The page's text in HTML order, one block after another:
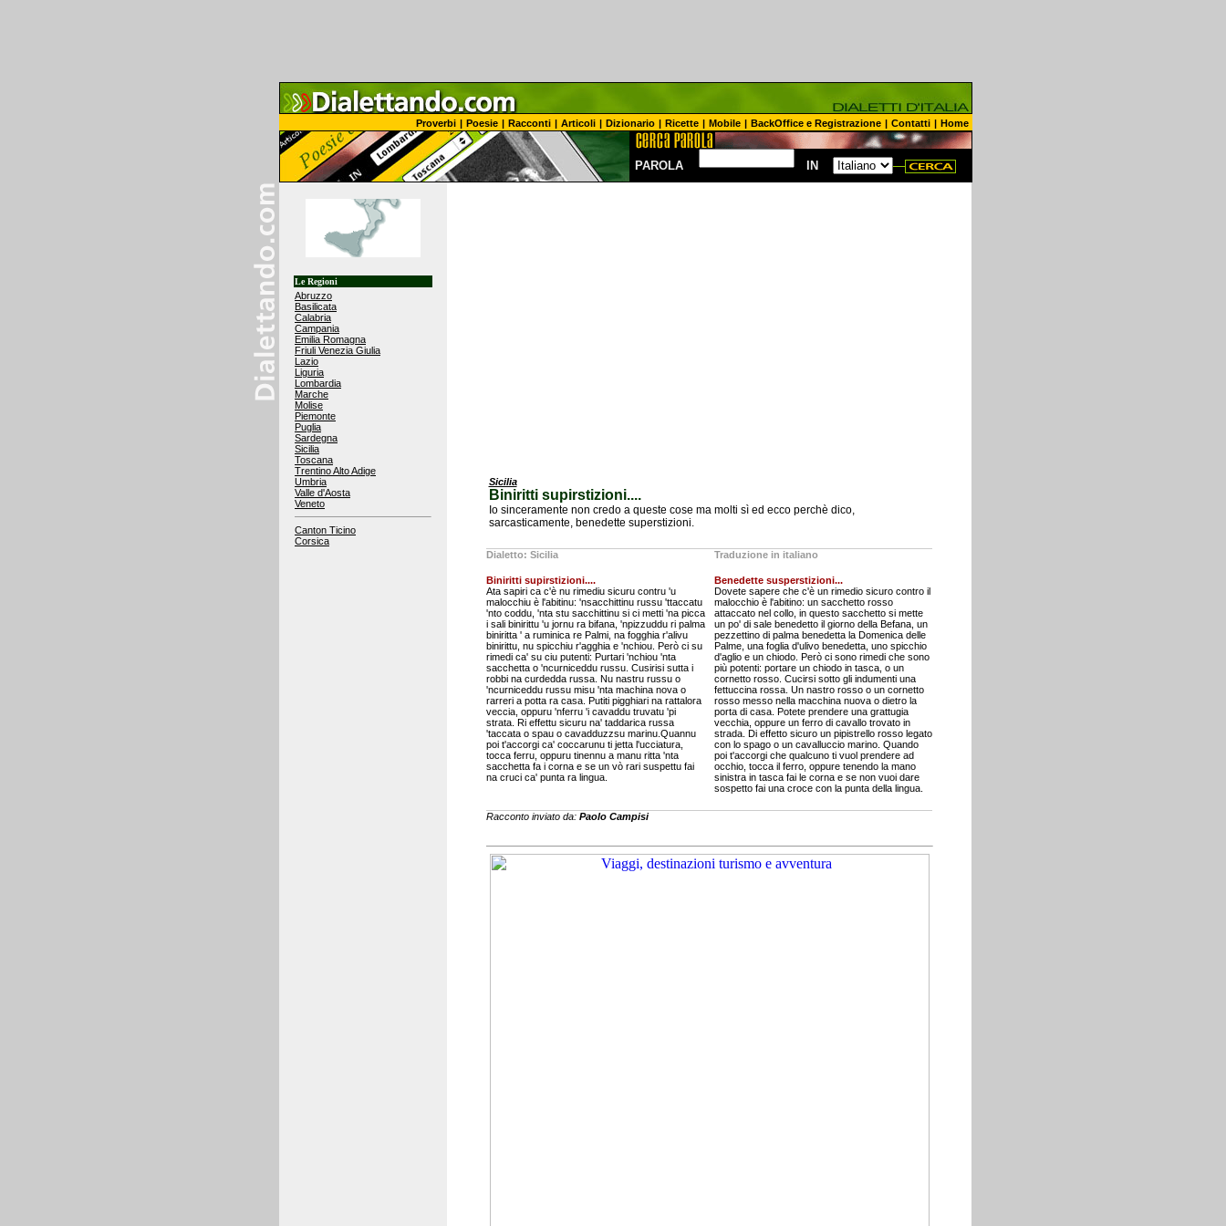
Proverbi | Poesie | Racconti | Articoli | Dizionario | Ricette | Mobile | BackOffice e Registrazione | Contatti | Home
PAROLA IN
Le Regioni
Abruzzo
Basilicata
Calabria
Campania
Emilia Romagna
Friuli Venezia Giulia
Lazio
Liguria
Lombardia
Marche
Molise
Piemonte
Puglia
Sardegna
Sicilia
Toscana
Trentino Alto Adige
Umbria
Valle d'Aosta
Veneto
Canton Ticino
Corsica
Sicilia
Biniritti supirstizioni....
Io sinceramente non credo a queste cose ma molti sì ed ecco perchè dico,
sarcasticamente, benedette superstizioni.
Dialetto: Sicilia
Biniritti supirstizioni....
Ata sapiri ca c'è nu rimediu sicuru contru 'u
malocchiu è l'abitinu: 'nsacchittinu russu 'ttaccatu
'nto coddu, 'nta stu sacchittinu si ci metti 'na picca
i sali binirittu 'u jornu ra bifana, 'npizzuddu ri palma
biniritta ' a ruminica re Palmi, na fogghia r'alivu
binirittu, nu spicchiu r'agghia e 'nchiou. Però ci su
rimedi ca' su ciu putenti: Purtari 'nchiou 'nta
sacchetta o 'ncurniceddu russu. Cusirisi sutta i
robbi na curdedda russa. Nu nastru russu o
'ncurniceddu russu misu 'nta machina nova o
rarreri a potta ra casa. Putiti pigghiari na rattalora
veccia, oppuru 'nferru 'i cavaddu truvatu 'pi
strata. Ri effettu sicuru na' taddarica russa
'taccata o spau o cavadduzzsu marinu.Quannu
poi t'accorgi ca' coccarunu ti jetta l'ucciatura,
tocca ferru, oppuru tinennu a manu ritta 'nta
sacchetta fa i corna e se un vò rari suspettu fai
na cruci ca' punta ra lingua.
Traduzione in italiano
Benedette susperstizioni...
Dovete sapere che c'è un rimedio sicuro contro il
malocchio è l'abitino: un sacchetto rosso
attaccato nel collo, in questo sacchetto si mette
un po' di sale benedetto il giorno della Befana, un
pezzettino di palma benedetta la Domenica delle
Palme, una foglia d'ulivo benedetta, uno spicchio
d'aglio e un chiodo. Però ci sono rimedi che sono
più potenti: portare un chiodo in tasca, o un
cornetto rosso. Cucirsi sotto gli indumenti una
fettuccina rossa. Un nastro rosso o un cornetto
rosso messo nella macchina nuova o dietro la
porta di casa. Potete prendere una grattugia
vecchia, oppure un ferro di cavallo trovato in
strada. Di effetto sicuro un pipistrello rosso legato
con lo spago o un cavalluccio marino. Quando
poi t'accorgi che qualcuno ti vuol prendere ad
occhio, tocca il ferro, oppure tenendo la mano
sinistra in tasca fai le corna e se non vuoi dare
sospetto fai una croce con la punta della lingua.
Racconto inviato da: Paolo Campisi